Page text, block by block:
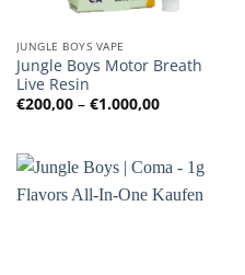
JUNGLE BOYS VAPE
Jungle Boys Motor Breath
Live Resin
€200,00 – €1.000,00Preisspanne:
€200,00